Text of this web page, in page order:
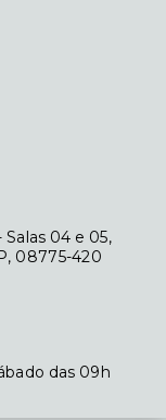
04 e 05,
08775-420
das 09h